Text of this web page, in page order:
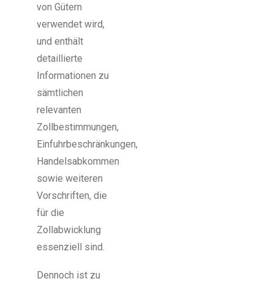
von Gütern
verwendet wird,
und enthält
detaillierte
Informationen zu
sämtlichen
relevanten
Zollbestimmungen,
Einfuhrbeschränkungen,
Handelsabkommen
sowie weiteren
Vorschriften, die
für die
Zollabwicklung
essenziell sind.
Dennoch ist zu